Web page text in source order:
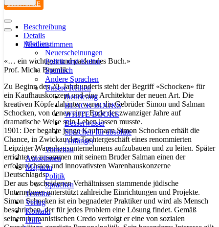
Navigationsmenü
Navigationsmenü
Medien
Neuerscheinungen
Politik und Kultur
Spanisch
Andere Sprachen
Unsere Reihen
theorie.org
BLACK BOOKS
WHITE BOOKS
Besserwisser
Sprachen für absolute
Anfänger
Vorschau
AutorInnen
Magazin
Politik
Sprachen
Termine
Verlag
Kontakt
Hilfe
ÖKONOMIE
Beschreibung
Details
Medienstimmen
«… ein wichtiges und packendes Buch.»
Prof. Micha Brumlik
Zu Beginn des 20. Jahrhunderts steht der B­egriff «­Schocken» für
ein Kaufhauskonzept und eine Architektur der neuen Art. Die
kreativen Köpfe dahinter waren die Gebrüder Simon und Salman
Schocken, von denen einer Ende der zwanziger Jahre auf
dramatische Weise sein Leben lassen musste.
1901: Der begabte junge Kaufmann Simon Schocken erhält die
Chance, in Zwickau das Tochtergeschäft eines renommierten
Leipziger Warenhaus­unternehmens aufzubauen und zu leiten. Später
errichtet er zusammen mit seinem Bruder Salman einen der
erfolgreichsten und innovativsten Warenhauskonzerne
Deutschlands.
Der aus bescheidenen Verhältnissen stammende jüdische
Unternehmer unterstützt zahlreiche Einrichtungen und Projekte.
Simon Schocken ist ein begnadeter Praktiker und wird als Mensch
beschrieben, der für jedes Problem eine Lösung findet. Gemäß
seinem humanistischen Credo verfolgt er eine von sozialen